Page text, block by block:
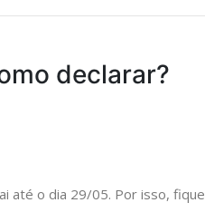
declarar?
até o dia 29/05. Por isso, fique